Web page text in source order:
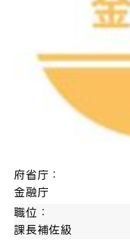
府省庁：
金融庁
職位：
課長補佐級